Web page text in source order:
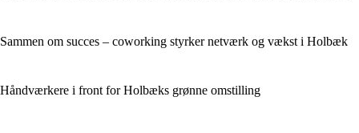
Sammen om succes – coworking styrker netværk og vækst i Holbæk
Håndværkere i front for Holbæks grønne omstilling